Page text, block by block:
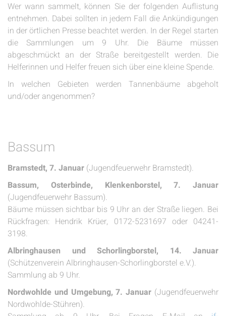
Wer wann sammelt, können Sie der folgenden Auflistung
entnehmen. Dabei sollten in jedem Fall die Ankündigungen
in der örtlichen Presse beachtet werden. In der Regel starten
die Sammlungen um 9 Uhr. Die Bäume müssen
abgeschmückt an der Straße bereitgestellt werden. Die
Helferinnen und Helfer freuen sich über eine kleine Spende.
In welchen Gebieten werden Tannenbäume abgeholt
und/oder angenommen?
Bassum
Bramstedt, 7. Januar (Jugendfeuerwehr Bramstedt).
Bassum, Osterbinde, Klenkenborstel, 7. Januar
(Jugendfeuerwehr Bassum).
Bäume müssen sichtbar bis 9 Uhr an der Straße liegen. Bei
Rückfragen: Hendrik Krüer, 0172-5231697 oder 04241-
3198.
Albringhausen und Schorlingborstel, 14. Januar
(Schützenverein Albringhausen-Schorlingborstel e.V.).
Sammlung ab 9 Uhr.
Nordwohlde und Umgebung, 7. Januar (Jugendfeuerwehr
Nordwohlde-Stühren).